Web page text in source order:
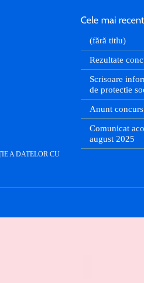
A DATELOR CU
(fără titlu)
Rezultate
Scrisoare
de protectie
Anunt concurs
Comunicat
august 2025